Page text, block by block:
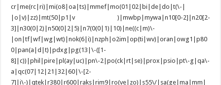
cr|me(rc|ri)|mi(o8|oa|ts)|mmef|mo(01|02|bi|de|do|t(\-|
|o|v)|zz)|mt(50|p1|v )|mwbp|mywa|n10[0-2]|n20[2-
3]|n30(0|2)|n50(0|2|5)|n7(0(0|1)|10)|ne((c|m)\-
|on|tf|wf|wg|wt)|nok(6|i)|nzph|o2im|op(ti|wv)|oran|owg1|p80
0|pan(a|d|t)|pdxg|pg(13|\-([1-
8]|c))|phil|pire|pl(ay|uc)|pn\-2|po(ck|rt|se)|prox|psio|pt\-g|qa\-
a|qc(07|12|21|32|60|\-[2-
7]|i\-)|qtek|r380|r600|raks|rim9|ro(ve|zo)|s55\/|sa(ge|ma|mm|